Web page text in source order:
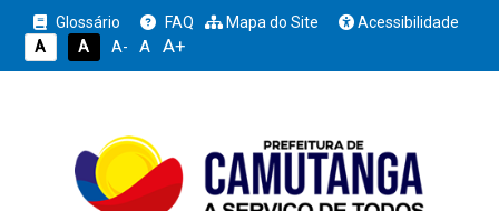
Glossário FAQ Mapa do Site
Acessibilidade
A
A A- A A+